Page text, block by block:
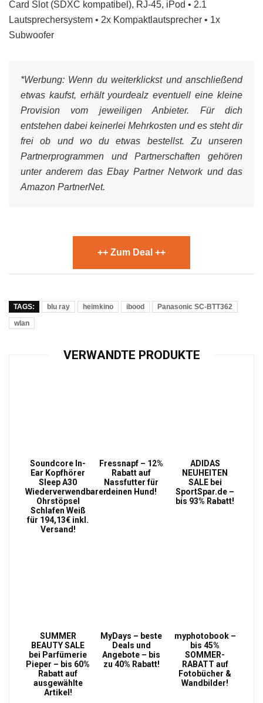
Card Slot (SDXC kompatibel), RJ-45, iPod • 2.1
Lautsprechersystem • 2x Kompaktlautsprecher • 1x
Subwoofer
*Werbung: Wenn du weiterklickst und anschließend
etwas kaufst, erhält yourdealz eventuell eine kleine
Provision vom jeweiligen Anbieter. Für dich
entstehen dabei keinerlei Mehrkosten und es steht dir
frei ob und wo du etwas bestellst. Zu unseren
Partnerprogrammen und Partnerschaften gehören
unter anderem das Ebay Partner Network und das
Amazon PartnerNet.
++ Zum Deal ++
TAGS: blu ray heimkino ibood
Panasonic SC-BTT362
wlan
VERWANDTE PRODUKTE
Soundcore In-
Ear Kopfhörer
Sleep A30
Wiederverwendbarer
Ohrstöpsel
Schlafen Weiß
für 194,13€ inkl.
Versand!
Fressnapf – 12%
Rabatt auf
Nassfutter für
deinen Hund!
ADIDAS
NEUHEITEN
SALE bei
SportSpar.de –
bis 93% Rabatt!
SUMMER
BEAUTY SALE
bei Parfümerie
Pieper – bis 60%
Rabatt auf
ausgewählte
Artikel!
MyDays – beste
Deals und
Angebote – bis
zu 40% Rabatt!
myphotobook –
bis 45%
SOMMER-
RABATT auf
Fotobücher &
Wandbilder!